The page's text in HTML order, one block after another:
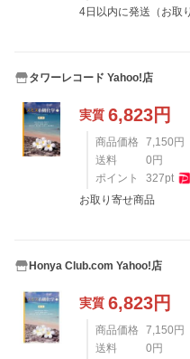
4日以内に発送（お取
タワーレコード Yahoo!店
実質 6,823円
商品価格 7,150 円
送料
0 円
ポイント
327pt
お取り寄せ商品
Honya Club.com Yahoo!店
実質 6,823円
商品価格 7,150 円
送料
0 円